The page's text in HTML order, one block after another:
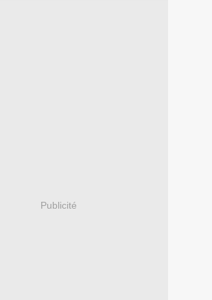
Publicité